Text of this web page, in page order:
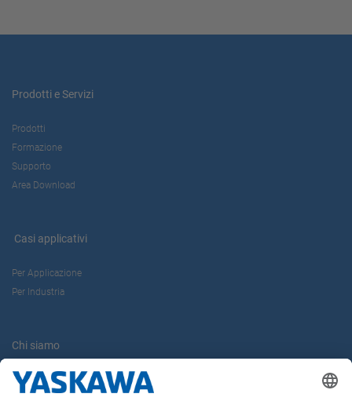
Prodotti e Servizi
Prodotti
Formazione
Supporto
Area Download
Casi applicativi
Per Applicazione
Per Industria
Chi siamo
Yaskawa Europe Gmbh